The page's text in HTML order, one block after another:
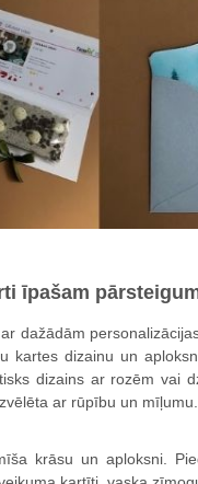
īpašam
dažādām
kartes dizainu un
dizains ar rozēm vai
ar rūpību un mīļumu.
krāsu un aploksni.